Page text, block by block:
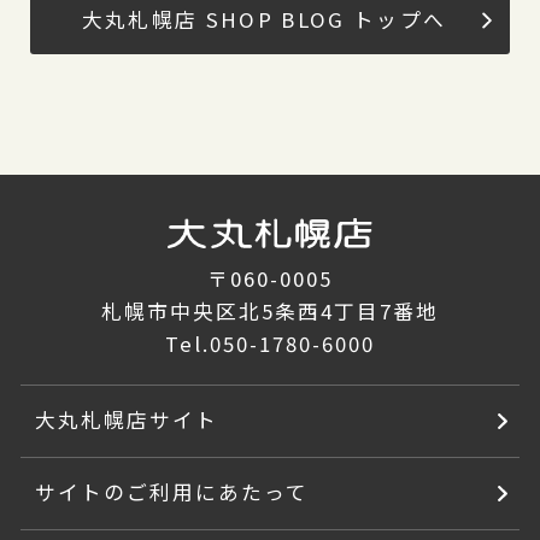
大丸札幌店 SHOP BLOG トップへ
〒060-0005
札幌市中央区北5条西4丁目7番地
Tel.050-1780-6000
大丸札幌店サイト
サイトのご利用にあたって